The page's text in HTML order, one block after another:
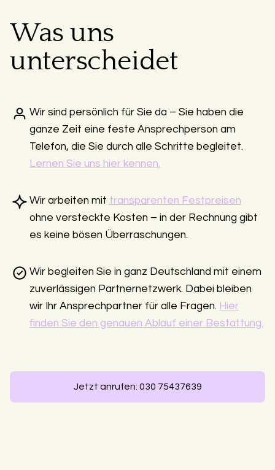
Was uns
unterscheidet
Wir sind persönlich für Sie da – Sie haben die
ganze Zeit eine feste Ansprechperson am
Telefon, die Sie durch alle Schritte begleitet.
Lernen Sie uns hier kennen.
Wir arbeiten mit transparenten Festpreisen
ohne versteckte Kosten – in der Rechnung gibt
es keine bösen Überraschungen.
Wir begleiten Sie in ganz Deutschland mit einem
zuverlässigen Partnernetzwerk. Dabei bleiben
wir Ihr Ansprechpartner für alle Fragen. Hier
finden Sie den genauen Ablauf einer Bestattung.
Jetzt anrufen: 030 75437639